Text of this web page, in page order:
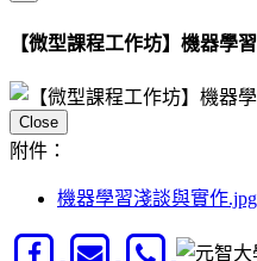
【微型課程工作坊】機器學
Close
附件：
機器學習淺談與實作.jpg